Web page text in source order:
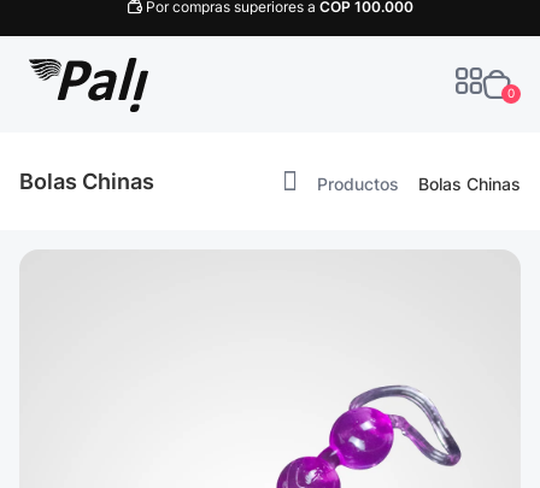
Por compras superiores a COP100.000
0
Bolas Chinas Productos Bolas Chinas